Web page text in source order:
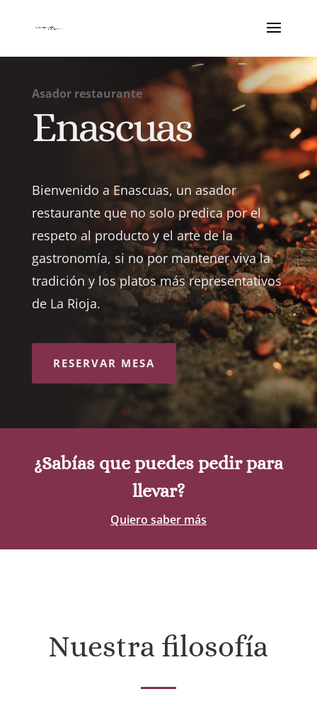
Asador restaurante
Enascuas
Bienvenido a Enascuas, un asador
restaurante que no solo predica por el
respeto al producto y el arte de la
gastronomía, si no por mantener viva la
tradición y los platos más representativos
de La Rioja.
RESERVAR MESA
¿Sabías que puedes pedir para
llevar?
Quiero saber más
Nuestra filosofía